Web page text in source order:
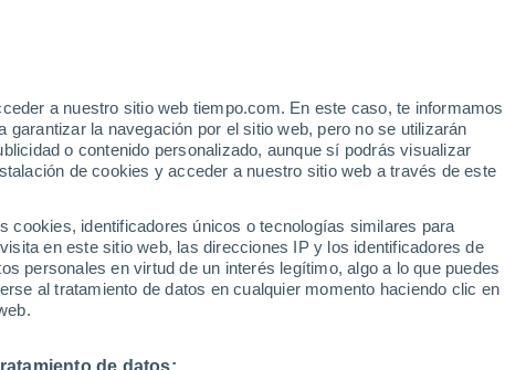
a nuestro sitio web tiempo.com. En este caso, te informamos
la navegación por el sitio web, pero no se utilizarán
o contenido personalizado, aunque sí podrás visualizar
de cookies y acceder a nuestro sitio web a través de este
cookies, identificadores únicos o tecnologías similares para
en este sitio web, las direcciones IP y los identificadores de
personales en virtud de un interés legítimo, algo a lo que puedes
al tratamiento de datos en cualquier momento haciendo clic en
de datos:
temperatura media, 13.6 °C, es 2.3 ºC
referencia (11.3 °C), y la precipitación
un 95 % inferior a la del promedio climático